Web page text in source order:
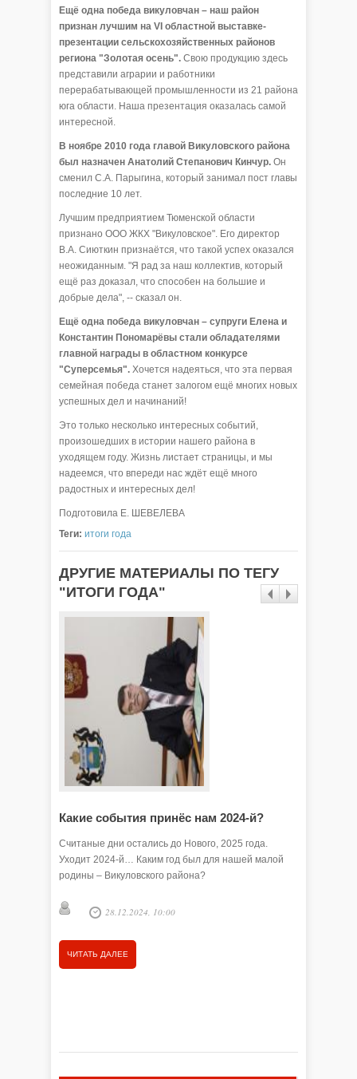
Ещё одна победа викуловчан – наш район
признан лучшим на VI областной выставке-
презентации сельскохозяйственных районов
региона "Золотая осень". Свою продукцию здесь
представили аграрии и работники
перерабатывающей промышленности из 21 района
юга области. Наша презентация оказалась самой
интересной.
В ноябре 2010 года главой Викуловского района
был назначен Анатолий Степанович Кинчур. Он
сменил С.А. Парыгина, который занимал пост главы
последние 10 лет.
Лучшим предприятием Тюменской области
признано ООО ЖКХ "Викуловское". Его директор
В.А. Сиюткин признаётся, что такой успех оказался
неожиданным. "Я рад за наш коллектив, который
ещё раз доказал, что способен на большие и
добрые дела", -- сказал он.
Ещё одна победа викуловчан – супруги Елена и
Константин Пономарёвы стали обладателями
главной награды в областном конкурсе
"Суперсемья". Хочется надеяться, что эта первая
семейная победа станет залогом ещё многих новых
успешных дел и начинаний!
Это только несколько интересных событий,
произошедших в истории нашего района в
уходящем году. Жизнь листает страницы, и мы
надеемся, что впереди нас ждёт ещё много
радостных и интересных дел!
Подготовила Е. ШЕВЕЛЕВА
Теги: итоги года
ДРУГИЕ МАТЕРИАЛЫ ПО ТЕГУ
"ИТОГИ ГОДА"
Какие события принёс нам 2024-й?
Считаные дни остались до Нового, 2025 года.
Уходит 2024-й… Каким год был для нашей малой
родины – Викуловского района?
28.12.2024, 10:00
ЧИТАТЬ ДАЛЕЕ